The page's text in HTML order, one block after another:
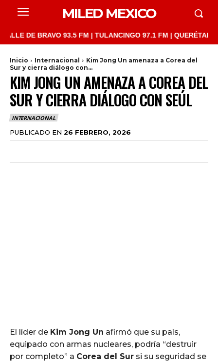
MILED MEXICO
DE BRAVO 93.5 FM | TULANCINGO 97.1 FM | QUERÉTARO
Inicio Internacional
Kim Jong Un amenaza a Corea del
Sur y cierra diálogo con...
KIM JONG UN AMENAZA A COREA DEL
SUR Y CIERRA DIÁLOGO CON SEÚL
INTERNACIONAL
PUBLICADO EN 26 FEBRERO, 2026
El líder de Kim Jong Un afirmó que su país,
equipado con armas nucleares, podría “destruir
por completo” a Corea del Sur si su seguridad se